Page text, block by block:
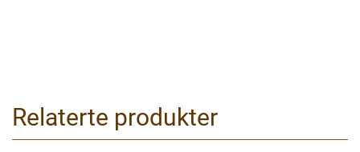
Relaterte produkter